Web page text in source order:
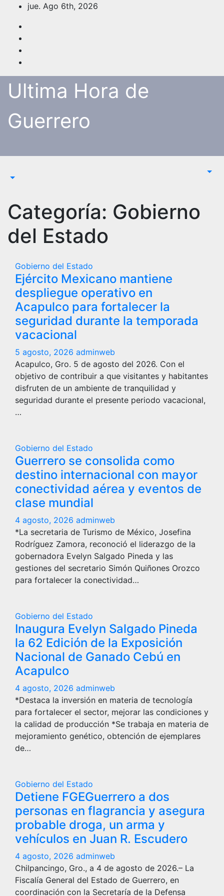
Saltar
contenido
jue. Ago 6th, 2026
Ultima Hora de
Guerrero
Categoría: Gobierno
del Estado
Gobierno del Estado
Ejército Mexicano mantiene
despliegue operativo en
Acapulco para fortalecer la
seguridad durante la temporada
vacacional
5 agosto, 2026 adminweb
Acapulco, Gro. 5 de agosto del 2026. Con el
objetivo de contribuir a que visitantes y habitantes
disfruten de un ambiente de tranquilidad y
seguridad durante el presente periodo vacacional,
…
Gobierno del Estado
Guerrero se consolida como
destino internacional con mayor
conectividad aérea y eventos de
clase mundial
4 agosto, 2026 adminweb
*La secretaria de Turismo de México, Josefina
Rodríguez Zamora, reconoció el liderazgo de la
gobernadora Evelyn Salgado Pineda y las
gestiones del secretario Simón Quiñones Orozco
para fortalecer la conectividad…
Gobierno del Estado
Inaugura Evelyn Salgado Pineda
la 62 Edición de la Exposición
Nacional de Ganado Cebú en
Acapulco
4 agosto, 2026 adminweb
*Destaca la inversión en materia de tecnología
para fortalecer el sector, mejorar las condiciones y
la calidad de producción *Se trabaja en materia de
mejoramiento genético, obtención de ejemplares
de…
Gobierno del Estado
Detiene FGEGuerrero a dos
personas en flagrancia y asegura
probable droga, un arma y
vehículos en Juan R. Escudero
4 agosto, 2026 adminweb
Chilpancingo, Gro., a 4 de agosto de 2026.– La
Fiscalía General del Estado de Guerrero, en
coordinación con la Secretaría de la Defensa